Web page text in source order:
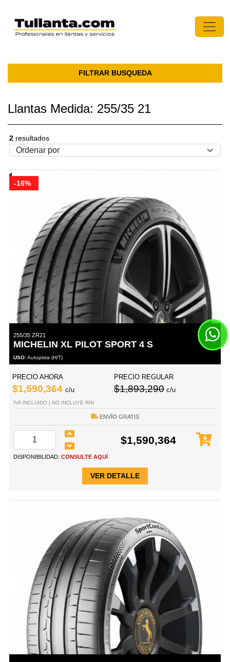
FILTRAR BUSQUEDA
Llantas Medida: 255/35 21
2 resultados
-16%
255/35 ZR21
MICHELIN XL PILOT SPORT 4 S
USO:Autopista (H/T)
PRECIO AHORA
$1,590,364 c/u
PRECIO REGULAR
$1,893,290 c/u
IVA INCLUIDO | NO INCLUYE RIN
ENVÍO GRATIS
$1,590,364
DISPONIBILIDAD: CONSULTE AQUÍ
VER DETALLE